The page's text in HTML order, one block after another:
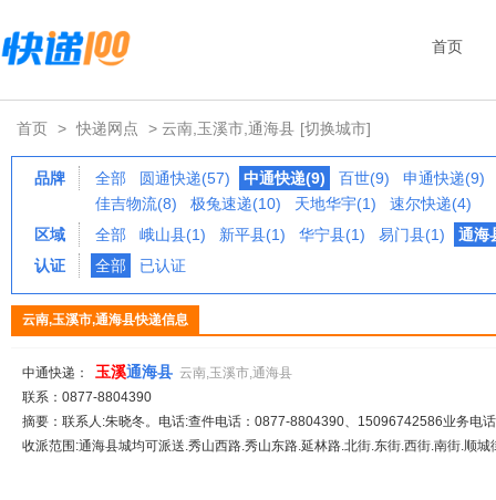
首页
首页 > 快递网点 > 云南,玉溪市,通海县 [切换城市]
品牌 全部 圆通快递(57) 中通快递(9) 百世(9)
申通快递(9)
佳吉物流(8)
极兔速递(10) 天地华宇(1)
速尔快递(4)
区域
全部 峨山县(1) 新平县(1) 华宁县(1) 易门县(1)
通海
认证
全部 已认证
云南,玉溪市,通海县快递信息
中通快递： 玉溪通海县 云南,玉溪市,通海县
联系：0877-8804390
摘要：联系人:朱晓冬。电话:查件电话：0877-8804390、15096742586业务电
收派范围:通海县城均可派送.秀山西路.秀山东路.延林路.北街.东街.西街.南街.顺